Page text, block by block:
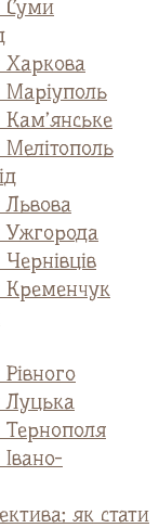
Суми
Харкова
Маріуполь
Львова
Ужгорода
Кременчук
Луцька
Тернополя
як стати